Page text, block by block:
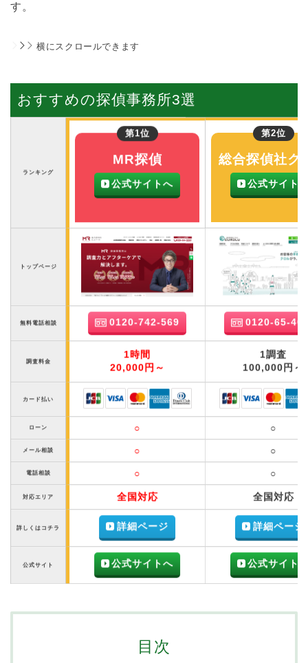
す。
横にスクロールできます
おすすめの探偵事務所3選
ランキング
第1位
MR探偵
公式サイトへ
第2位
総合探偵社ク
公式サイト
トップページ
無料電話相談 0120-742-569 0120-65-
調査料金
1時間
20,000円～
1調査
100,000円～
カード払い
ローン ○ ○
メール相談 ○ ○
電話相談 ○ ○
対応エリア 全国対応 全国対応
詳しくはコチラ 詳細ページ 詳細ページ
公式サイト 公式サイトへ 公式サイト
目次